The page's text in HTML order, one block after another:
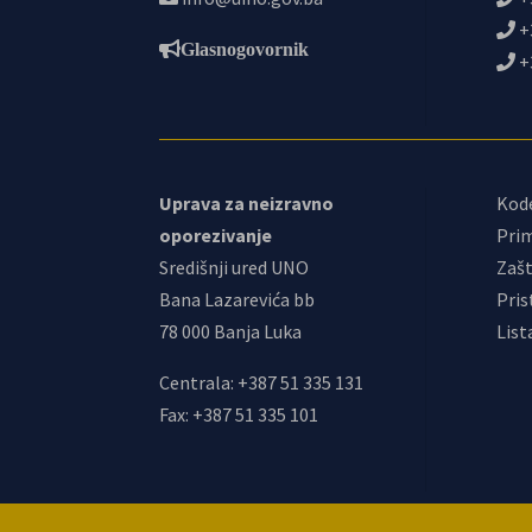
Glasnogovornik
Uprava za neizravno
oporezivanje
Središnji ured UNO
Bana Lazarevića bb
78 000 Banja Luka
Centrala: +387 51 335 131
Fax: +387 51 335 101